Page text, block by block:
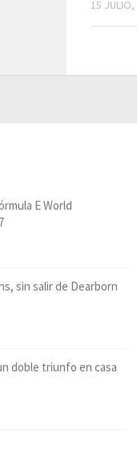
15
E World
sin salir de Dearborn
doble triunfo en casa